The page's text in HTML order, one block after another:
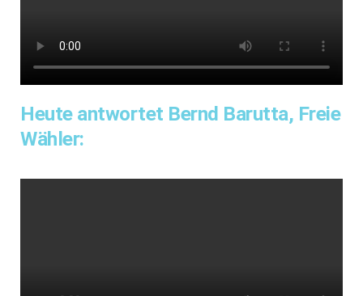
Heute antwortet Bernd Barutta, Freie
Wähler: